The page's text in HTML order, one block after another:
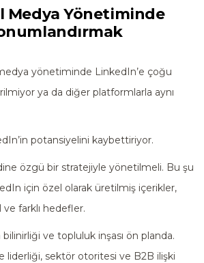
Medya Yönetiminde
yönetiminde LinkedIn’e çoğu
ya da diğer platformlarla aynı
potansiyelini kaybettiriyor.
özgü bir stratejiyle yönetilmeli. Bu şu
için özel olarak üretilmiş içerikler,
farklı hedefler.
ve topluluk inşası ön planda.
liderliği, sektör otoritesi ve B2B ilişki